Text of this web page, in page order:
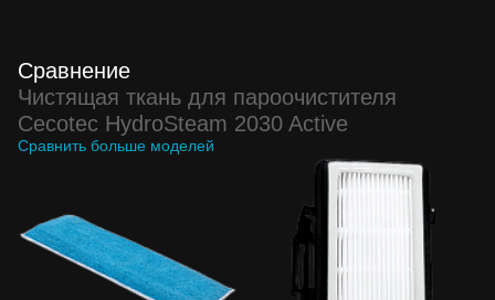
Сравнение
Чистящая ткань для пароочистителя
Cecotec HydroSteam 2030 Active
Сравнить больше моделей